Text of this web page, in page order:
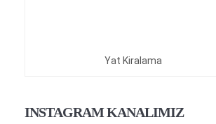
Yat Kiralama
INSTAGRAM KANALIMIZ